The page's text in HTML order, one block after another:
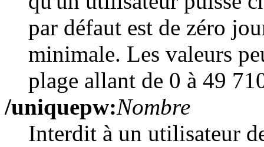
par défaut est de zéro
minimale. Les valeurs
plage allant de 0 à 49
/uniquepw:Nombre
Interdit à un utilisateur